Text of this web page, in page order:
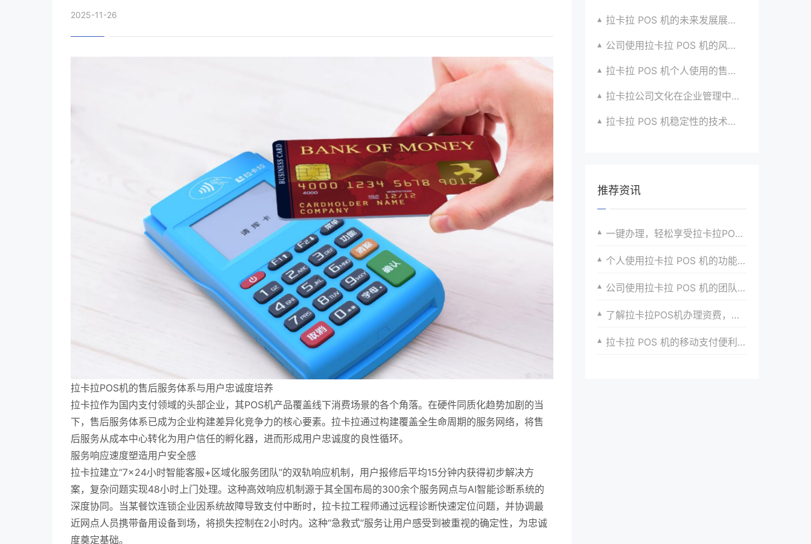
2025-11-26
拉卡拉POS机的售后服务体系与用户忠诚度培养
拉卡拉作为国内支付领域的头部企业，其POS机产品覆盖线下消费场景的各个角落。在硬件同质化趋势加剧的当
下，售后服务体系已成为企业构建差异化竞争力的核心要素。拉卡拉通过构建覆盖全生命周期的服务网络，将售
后服务从成本中心转化为用户信任的孵化器，进而形成用户忠诚度的良性循环。
服务响应速度塑造用户安全感
拉卡拉建立“7×24小时智能客服+区域化服务团队”的双轨响应机制，用户报修后平均15分钟内获得初步解决方
案，复杂问题实现48小时上门处理。这种高效响应机制源于其全国布局的300余个服务网点与AI智能诊断系统的
深度协同。当某餐饮连锁企业因系统故障导致支付中断时，拉卡拉工程师通过远程诊断快速定位问题，并协调最
近网点人员携带备用设备到场，将损失控制在2小时内。这种“急救式”服务让用户感受到被重视的确定性，为忠诚
度奠定基础。
拉卡拉 POS 机的未来发展展望与战略规划
公司使用拉卡拉 POS 机的风险评估与应对
拉卡拉 POS 机个人使用的售后服务优化
拉卡拉公司文化在企业管理中的作用
拉卡拉 POS 机稳定性的技术创新与应用实践
推荐资讯
一键办理，轻松享受拉卡拉POS机的便捷支付服务
个人使用拉卡拉 POS 机的功能探索
公司使用拉卡拉 POS 机的团队培训与管理策略
了解拉卡拉POS机办理资费，合理管理您的成本
拉卡拉 POS 机的移动支付便利性